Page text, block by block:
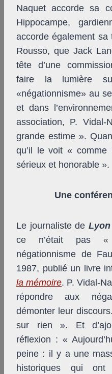
Naquet accorde sa
Hippocampe,
accorde également
Rousso, que Jack
tête d’une
faire la lumière
«négationnisme» au
et dans
association, P.
grande estime ».
qu’il le voit « comme
sérieux et honorable ».
Une
Le journaliste de
ce n’était pas «
négationnisme de
1987, publié un livre
la mémoire. P. Vidal-
répondre aux
démonter leur
sur rien ». Et
réflexion : «
peine : il y a une
historiques qui